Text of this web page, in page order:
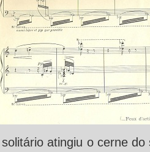
atingiu o cerne